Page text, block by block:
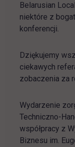
Belarusian
niektóre z
konferencji.
Dziękujemy
ciekawych
zobaczenia za
Wydarzenie
Techniczno-
współpracy z
Biznesu im.